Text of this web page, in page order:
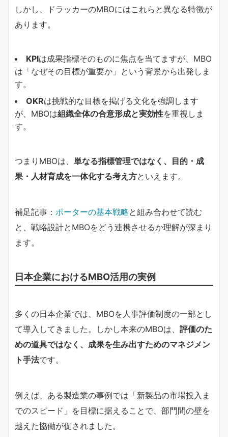
しかし、ドラッカーのMBOにはこれらと異なる特徴が
あります。
KPIは成果指標そのものに焦点を当てますが、MBO
は「なぜその目標が重要か」という背景から出発しま
す。
OKRは挑戦的な目標を掲げる文化を強調します
が、MBOは組織全体の合意形成と実効性を重視しま
す。
つまりMBOは、 単なる指標管理ではなく、目的・成
果・人材育成を一体化する考え方といえます。
補足記事： ポーターの基本戦略と組み合わせて読む
と、戦略設計とMBOをどう連携させるか理解が深まり
ます。
日本企業におけるMBO活用の実例
多くの日本企業では、MBOを人事評価制度の一部とし
て導入してきました。しかし本来のMBOは、 評価のた
めの道具ではなく、成果を生み出すためのマネジメン
ト手法です。
例えば、ある製造業の事例では「新製品の市場投入ま
でのスピード」を目標に据えることで、部門間の壁を
越えた協働が促されました。